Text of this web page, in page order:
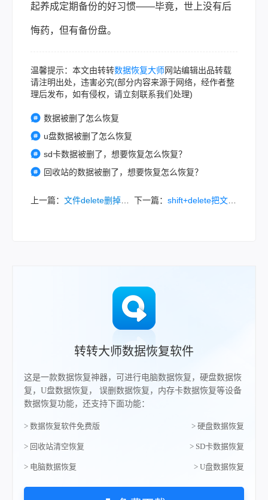
起养成定期备份的好习惯——毕竟，世上没有后
悔药，但有备份盘。
温馨提示：本文由转转数据恢复大师网站编辑出品转载
请注明出处，违害必究(部分内容来源于网络，经作者整
理后发布，如有侵权，请立刻联系我们处理)
数据被删了怎么恢复
u盘数据被删了怎么恢复
sd卡数据被删了，想要恢复怎么恢复？
回收站的数据被删了，想要恢复怎么恢复？
上一篇： 文件delete删掉怎么恢复？8大实战方法全解析，亲测有效！ 下一篇： shift+delete把文件删了怎么找回？试下这7招！
转转大师数据恢复软件
这是一款数据恢复神器，可进行电脑数据恢复，硬盘数据恢
复，U盘数据恢复， 误删数据恢复，内存卡数据恢复等设备
数据恢复功能，还支持下面功能：
> 数据恢复软件免费版 > 硬盘数据恢复
> 回收站清空恢复 > SD卡数据恢复
> 电脑数据恢复 > U盘数据恢复